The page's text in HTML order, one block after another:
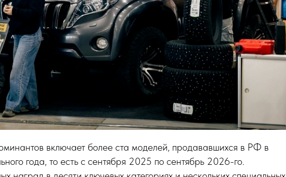
включает более ста моделей, продававшихся в РФ в
года, то есть с сентября 2025 по сентябрь 2026-го.